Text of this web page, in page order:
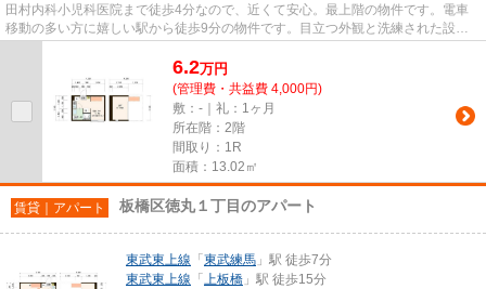
田村内科小児科医院まで徒歩4分なので、近くて安心。最上階の物件です。電車
移動の多い方に嬉しい駅から徒歩9分の物件です。目立つ外観と洗練された設計
6.2万円
(管理費・共益費 4,000円)
敷：-｜礼：1ヶ月
所在階：2階
間取り：1R
面積：13.02㎡
賃貸｜アパート 板橋区徳丸１丁目のアパート
東武東上線 「 東武練馬 」駅 徒歩7分
東武東上線 「 上板橋 」駅 徒歩15分